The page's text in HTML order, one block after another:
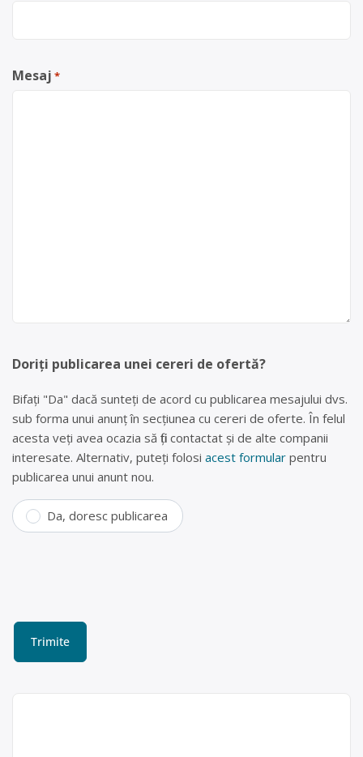
Mesaj *
Doriți publicarea unei cereri de ofertă?
Bifați "Da" dacă sunteți de acord cu publicarea mesajului dvs.
sub forma unui anunț în secțiunea cu cereri de oferte. În felul
acesta veți avea ocazia să fiți contactat și de alte companii
interesate. Alternativ, puteți folosi acest formular pentru
publicarea unui anunt nou.
Da, doresc publicarea